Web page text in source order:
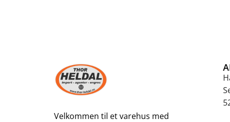
Velkommen til et varehus med